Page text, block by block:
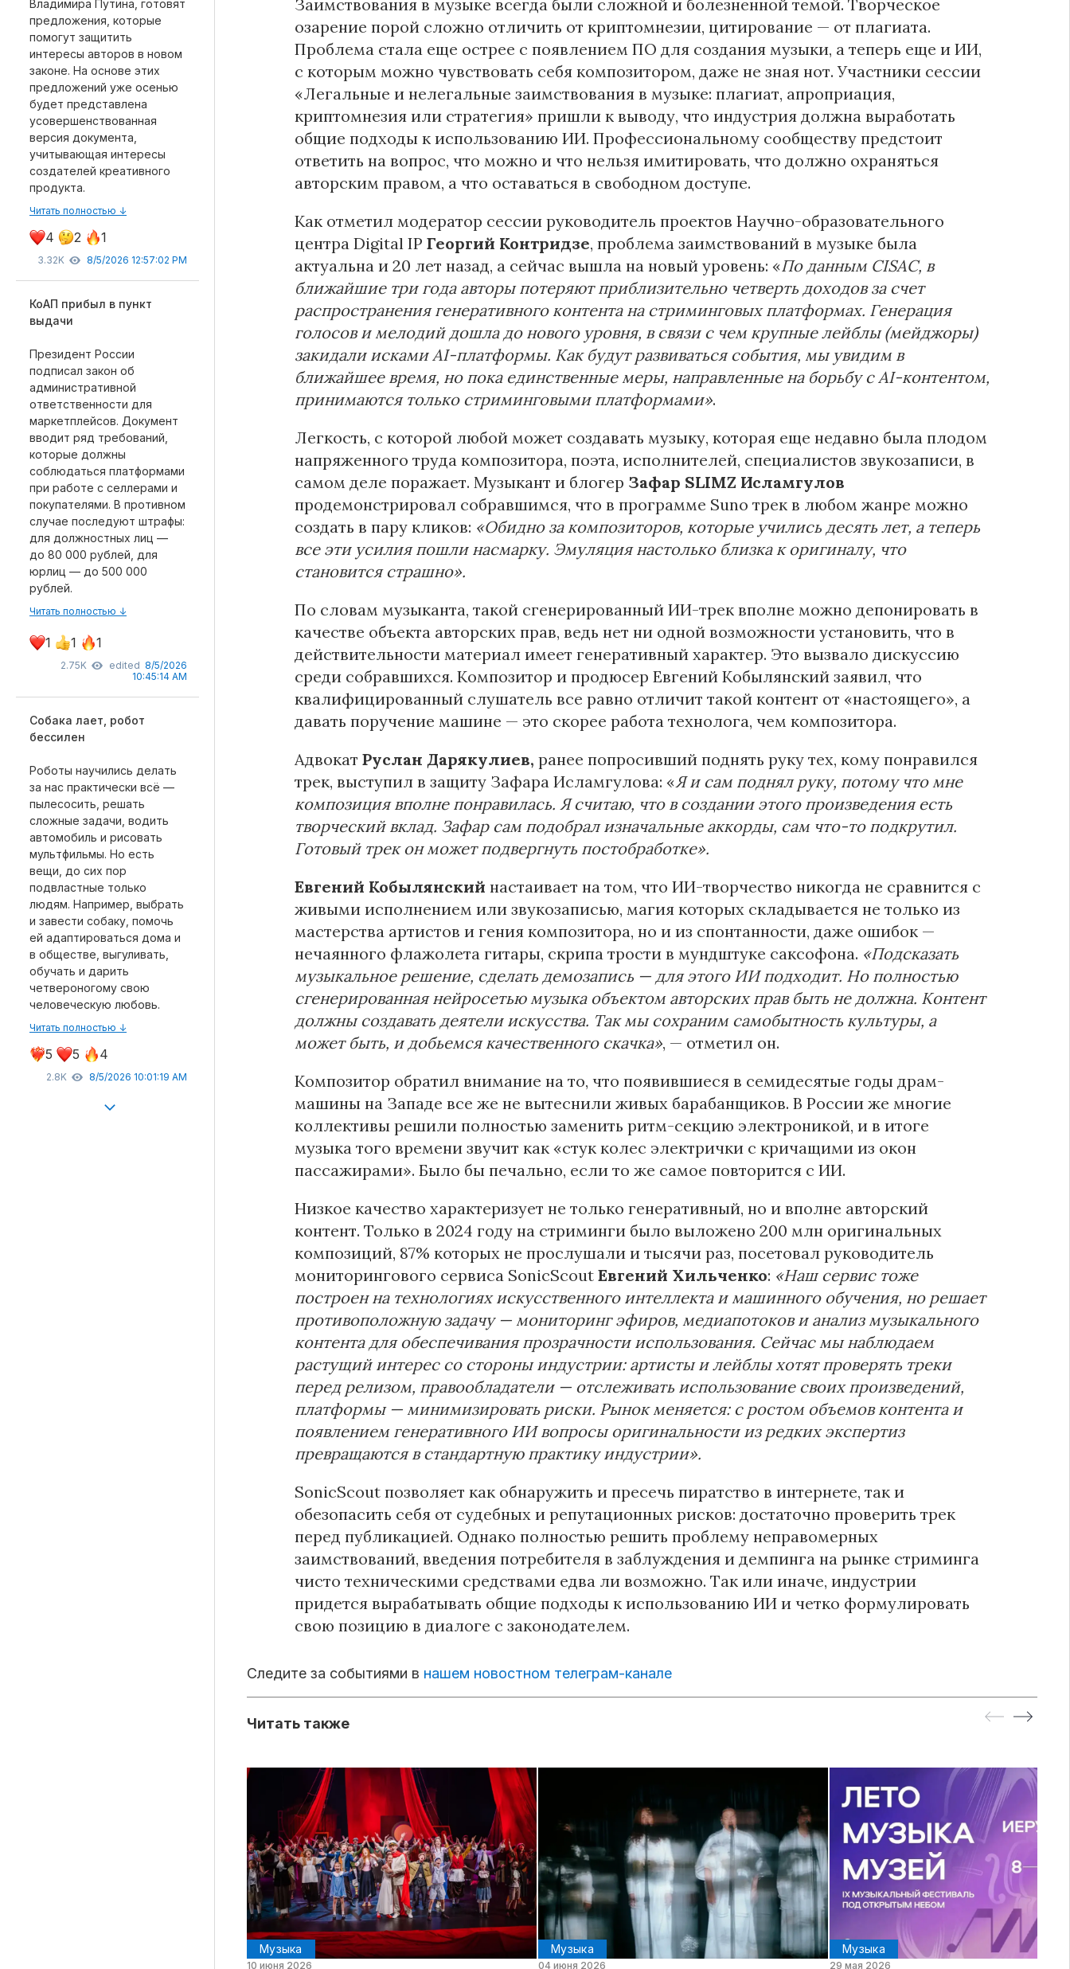
Онлайн патент
Цифровой Сарафан
Смотрите нас в соцсетях и мессенджерах
Владимира Путина, готовят
предложения, которые
помогут защитить
интересы авторов в новом
законе. На основе этих
предложений уже осенью
будет представлена
усовершенствованная
версия документа,
учитывающая интересы
создателей креативного
продукта.
Читать полностью ↓
4 2 1
3.32K 8/5/2026 12:57:02 PM
КоАП прибыл в пункт
выдачи
Президент России
подписал закон об
административной
ответственности для
маркетплейсов. Документ
вводит ряд требований,
которые должны
соблюдаться платформами
при работе с селлерами и
покупателями. В противном
случае последуют штрафы:
для должностных лиц —
до 80 000 рублей, для
юрлиц — до 500 000
рублей.
Читать полностью ↓
1 1 1
2.75K edited 8/5/2026
10:45:14 AM
Собака лает, робот
бессилен
Роботы научились делать
за нас практически всё —
пылесосить, решать
сложные задачи, водить
автомобиль и рисовать
мультфильмы. Но есть
вещи, до сих пор
подвластные только
людям. Например, выбрать
и завести собаку, помочь
ей адаптироваться дома и
в обществе, выгуливать,
обучать и дарить
четвероногому свою
человеческую любовь.
Читать полностью ↓
5 5 4
2.8K 8/5/2026 10:01:19 AM
Заимствования в музыке всегда были сложной и болезненной темой. Творческое
озарение порой сложно отличить от криптомнезии, цитирование — от плагиата.
Проблема стала еще острее с появлением ПО для создания музыки, а теперь еще и ИИ,
с которым можно чувствовать себя композитором, даже не зная нот. Участники сессии
«Легальные и нелегальные заимствования в музыке: плагиат, апроприация,
криптомнезия или стратегия» пришли к выводу, что индустрия должна выработать
общие подходы к использованию ИИ. Профессиональному сообществу предстоит
ответить на вопрос, что можно и что нельзя имитировать, что должно охраняться
авторским правом, а что оставаться в свободном доступе.
Как отметил модератор сессии руководитель проектов Научно-образовательного
центра Digital IPГеоргий Контридзе, проблема заимствований в музыке была
актуальна и 20 лет назад, а сейчас вышла на новый уровень: «По данным CISAC, в
ближайшие три года авторы потеряют приблизительно четверть доходов за счет
распространения генеративного контента на стриминговых платформах. Генерация
голосов и мелодий дошла до нового уровня, в связи с чем крупные лейблы (мейджоры)
закидали исками AI-платформы. Как будут развиваться события, мы увидим в
ближайшее время, но пока единственные меры, направленные на борьбу с AI-контентом,
принимаются только стриминговыми платформами».
Легкость, с которой любой может создавать музыку, которая еще недавно была плодом
напряженного труда композитора, поэта, исполнителей, специалистов звукозаписи, в
самом деле поражает. Музыкант и блогер Зафар SLIMZ Исламгулов
продемонстрировал собравшимся, что в программе Suno трек в любом жанре можно
создать в пару кликов: «Обидно за композиторов, которые учились десять лет, а теперь
все эти усилия пошли насмарку. Эмуляция настолько близка к оригиналу, что
становится страшно».
По словам музыканта, такой сгенерированный ИИ-трек вполне можно депонировать в
качестве объекта авторских прав, ведь нет ни одной возможности установить, что в
действительности материал имеет генеративный характер. Это вызвало дискуссию
среди собравшихся. Композитор и продюсер Евгений Кобылянский заявил, что
квалифицированный слушатель все равно отличит такой контент от «настоящего», а
давать поручение машине — это скорее работа технолога, чем композитора.
АдвокатРуслан Дарякулиев, ранее попросивший поднять руку тех, кому понравился
трек, выступил в защиту Зафара Исламгулова: «Я и сам поднял руку, потому что мне
композиция вполне понравилась. Я считаю, что в создании этого произведения есть
творческий вклад. Зафар сам подобрал изначальные аккорды, сам что-то подкрутил.
Готовый трек он может подвергнуть постобработке».
Евгений Кобылянскийнастаивает на том, что ИИ-творчество никогда не сравнится с
живыми исполнением или звукозаписью, магия которых складывается не только из
мастерства артистов и гения композитора, но и из спонтанности, даже ошибок —
нечаянного флажолета гитары, скрипа трости в мундштуке саксофона. «Подсказать
музыкальное решение, сделать демозапись — для этого ИИ подходит. Но полностью
сгенерированная нейросетью музыка объектом авторских прав быть не должна. Контент
должны создавать деятели искусства. Так мы сохраним самобытность культуры, а
может быть, и добьемся качественного скачка», — отметил он.
Композитор обратил внимание на то, что появившиеся в семидесятые годы драм-
машины на Западе все же не вытеснили живых барабанщиков. В России же многие
коллективы решили полностью заменить ритм-секцию электроникой, и в итоге
музыка того времени звучит как «стук колес электрички с кричащими из окон
пассажирами». Было бы печально, если то же самое повторится с ИИ.
Низкое качество характеризует не только генеративный, но и вполне авторский
контент. Только в 2024 году на стриминги было выложено 200 млн оригинальных
композиций, 87% которых не прослушали и тысячи раз, посетовал руководитель
мониторингового сервиса SonicScoutЕвгений Хильченко: «Наш сервис тоже
построен на технологиях искусственного интеллекта и машинного обучения, но решает
противоположную задачу — мониторинг эфиров, медиапотоков и анализ музыкального
контента для обеспечивания прозрачности использования. Сейчас мы наблюдаем
растущий интерес со стороны индустрии: артисты и лейблы хотят проверять треки
перед релизом, правообладатели — отслеживать использование своих произведений,
платформы — минимизировать риски. Рынок меняется: с ростом объемов контента и
появлением генеративного ИИ вопросы оригинальности из редких экспертиз
превращаются в стандартную практику индустрии».
SonicScout позволяет как обнаружить и пресечь пиратство в интернете, так и
обезопасить себя от судебных и репутационных рисков: достаточно проверить трек
перед публикацией. Однако полностью решить проблему неправомерных
заимствований, введения потребителя в заблуждения и демпинга на рынке стриминга
чисто техническими средствами едва ли возможно. Так или иначе, индустрии
придется вырабатывать общие подходы к использованию ИИ и четко формулировать
свою позицию в диалоге с законодателем.
Следите за событиями в нашем новостном телеграм-канале
Читать также
Музыка
10 июня 2026
Музыка
04 июня 2026
Музыка
29 мая 2026